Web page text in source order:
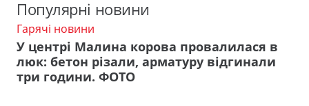
Популярні новини
Гарячі новини
У центрі Малина корова провалилася в
люк: бетон різали, арматуру відгинали
три години. ФОТО